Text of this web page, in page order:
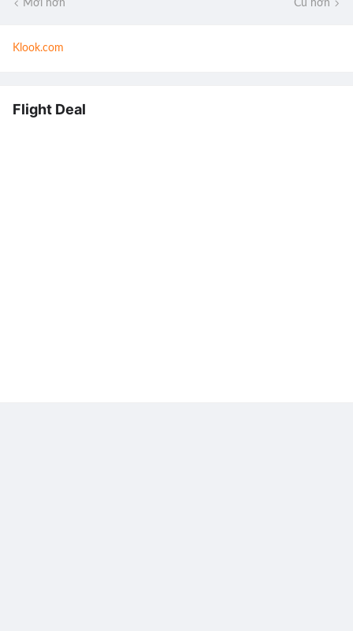
Mới hơn Cũ hơn
Klook.com
Flight Deal